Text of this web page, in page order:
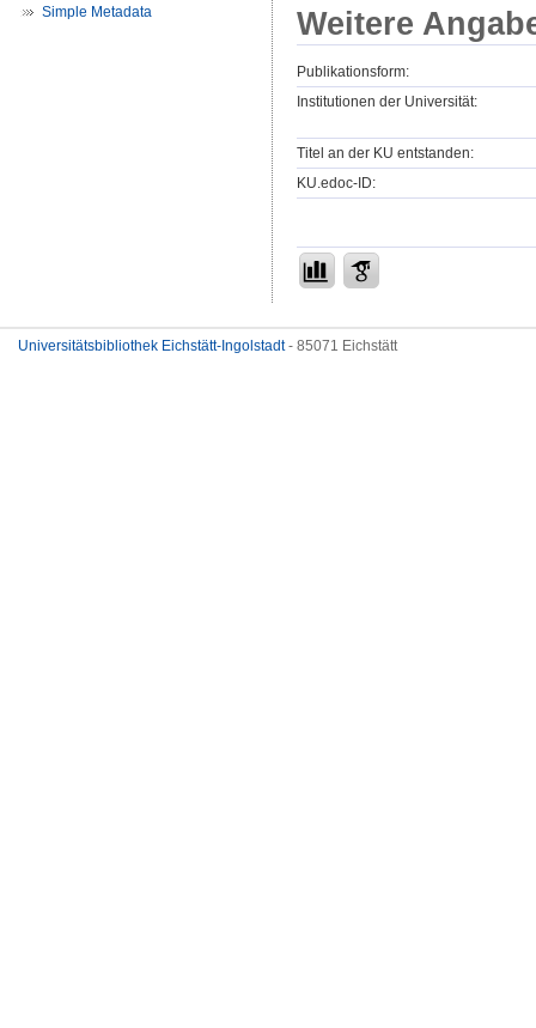
Simple Metadata
Weitere
Publikationsform:
Institutionen der Universität:
Titel an der KU entstanden:
KU.edoc-ID:
Universitätsbibliothek Eichstätt-Ingolstadt- 85071 Eichstätt